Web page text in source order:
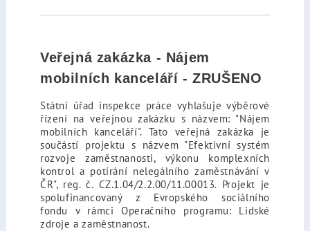
Veřejná zakázka - Nájem
mobilních kanceláří - ZRUŠENO
Státní úřad inspekce práce vyhlašuje výběrové
řízení na veřejnou zakázku s názvem: "Nájem
mobilních kanceláří". Tato veřejná zakázka je
součástí projektu s názvem "Efektivní systém
rozvoje zaměstnanosti, výkonu komplexních
kontrol a potírání nelegálního zaměstnávání v
ČR", reg. č. CZ.1.04/2.2.00/11.00013. Projekt je
spolufinancovaný z Evropského sociálního
fondu v rámci Operačního programu: Lidské
zdroje a zaměstnanost.